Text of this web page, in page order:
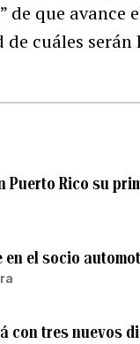
de que
cuáles
Puerto Rico su
en el socio
con tres nuevos